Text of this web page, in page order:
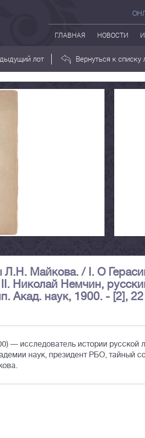
ГЛАВНАЯ НОВОСТИ
лот Вернуться к списку
Майкова. / I. О
Николай Немчин,
Акад. наук, 1900. - [2],
— исследователь истории русской
наук, президент РБО, тайный